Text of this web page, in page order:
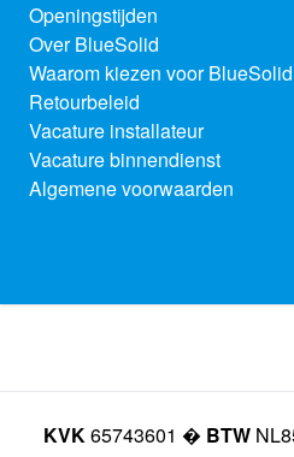
Openingstijden
Over BlueSolid
Waarom kiezen voor
Retourbeleid
Vacature installateur
Vacature binnendienst
Algemene voorwaarden
KVK65743601 � BTW